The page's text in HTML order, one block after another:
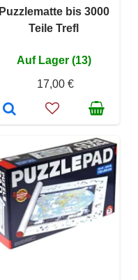
Puzzlematte bis 3000
Teile Trefl
Auf Lager (13)
17,00 €